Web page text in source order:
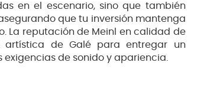
en el escenario, sino que también
que tu inversión mantenga
La reputación de Meinl en calidad de
artística de Galé para entregar un
de sonido y apariencia.